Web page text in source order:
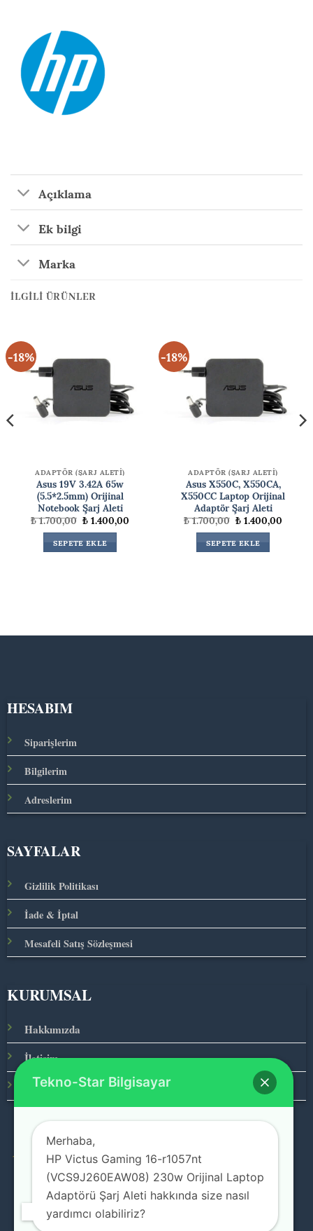
Açıklama
Ek bilgi
Marka
İLGILI ÜRÜNLER
-18%
ADAPTÖR (ŞARJ ALETİ)
Asus 19V 3.42A 65w
(5.5*2.5mm) Orijinal
Notebook Şarj Aleti
₺1.700,00 Orijinal
fiyat:
₺ 1.700,00.
₺1.400,00
SEPETE EKLE
-18%
ADAPTÖR (ŞARJ ALETİ)
Asus X550C, X550CA,
X550CC Laptop Orijinal
Adaptör Şarj Aleti
₺1.700,00Orijinal
fiyat:
₺ 1.700,00.
₺1.400,00
SEPETE EKLE
HESABIM
Siparişlerim
Bilgilerim
Adreslerim
SAYFALAR
Gizlilik Politikası
İade & İptal
Mesafeli Satış Sözleşmesi
KURUMSAL
Hakkımızda
İletişim
Ana Sayfa
© 2026 Teknolojinin Starı
Tekno-Star Bilgisayar
Merhaba,
HP Victus Gaming 16-r1057nt
(VCS9J260EAW08) 230w Orijinal Laptop
Adaptörü Şarj Aleti hakkında size nasıl
yardımcı olabiliriz?